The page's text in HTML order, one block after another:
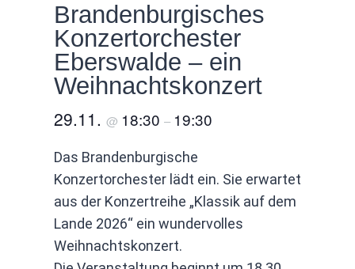
Brandenburgisches
Konzertorchester
Eberswalde – ein
Weihnachtskonzert
29.11. @ 18:30 – 19:30
Das Brandenburgische
Konzertorchester lädt ein. Sie erwartet
aus der Konzertreihe „Klassik auf dem
Lande 2026“ ein wundervolles
Weihnachtskonzert.